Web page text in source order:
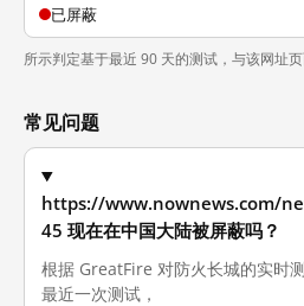
已屏蔽
所示判定基于最近 90 天的测试，与该网址页
常见问题
https://www.nownews.com/
45 现在在中国大陆被屏蔽吗？
根据 GreatFire 对防火长城的实时
最近一次测试，